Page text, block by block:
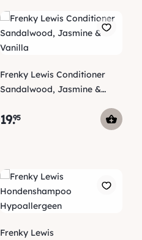
Frenky Lewis Conditioner
Sandalwood, Jasmine &
19.95
Frenky Lewis